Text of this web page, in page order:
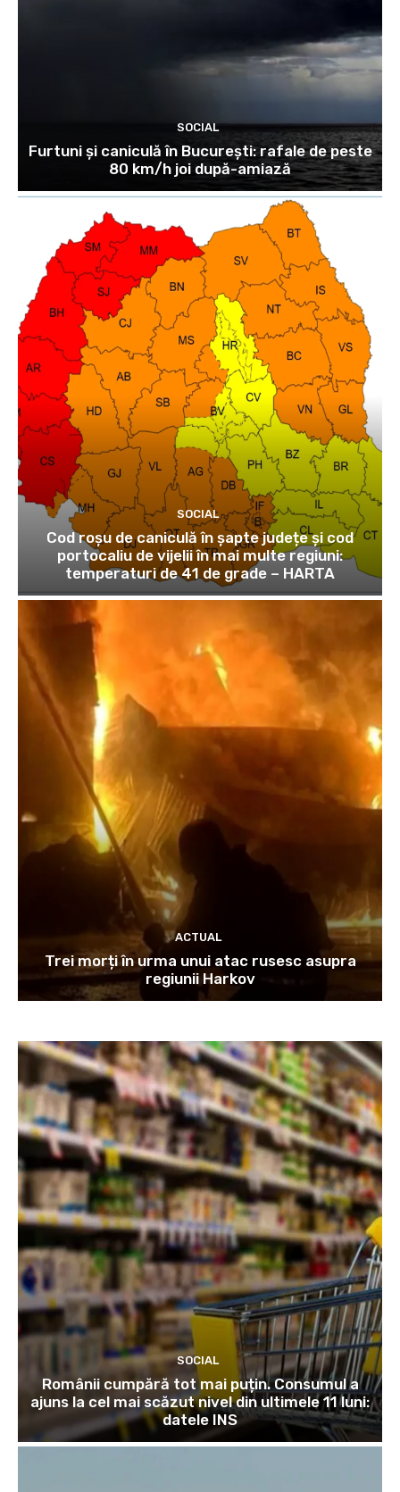
SOCIAL
Furtuni și caniculă în București: rafale de peste
80 km/h joi după-amiază
SOCIAL
Cod roșu de caniculă în șapte județe și cod
portocaliu de vijelii în mai multe regiuni:
temperaturi de 41 de grade – HARTA
ACTUAL
Trei morți în urma unui atac rusesc asupra
regiunii Harkov
SOCIAL
Românii cumpără tot mai puțin. Consumul a
ajuns la cel mai scăzut nivel din ultimele 11 luni:
datele INS